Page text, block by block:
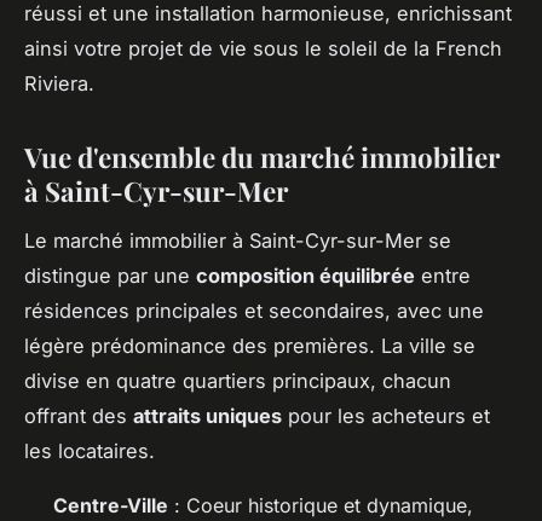
réussi et une installation harmonieuse, enrichissant
ainsi votre projet de vie sous le soleil de la French
Riviera.
Vue d'ensemble du marché immobilier
à Saint-Cyr-sur-Mer
Le marché immobilier à Saint-Cyr-sur-Mer se
distingue par une composition équilibrée entre
résidences principales et secondaires, avec une
légère prédominance des premières. La ville se
divise en quatre quartiers principaux, chacun
offrant des attraits uniques pour les acheteurs et
les locataires.
Centre-Ville : Coeur historique et dynamique,